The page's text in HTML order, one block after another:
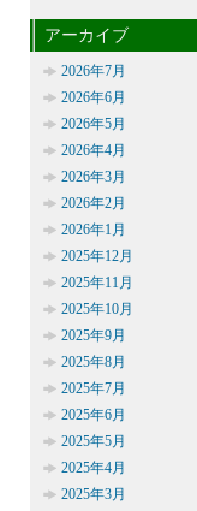
アーカイブ
2026年7月
2026年6月
2026年5月
2026年4月
2026年3月
2026年2月
2026年1月
2025年12月
2025年11月
2025年10月
2025年9月
2025年8月
2025年7月
2025年6月
2025年5月
2025年4月
2025年3月